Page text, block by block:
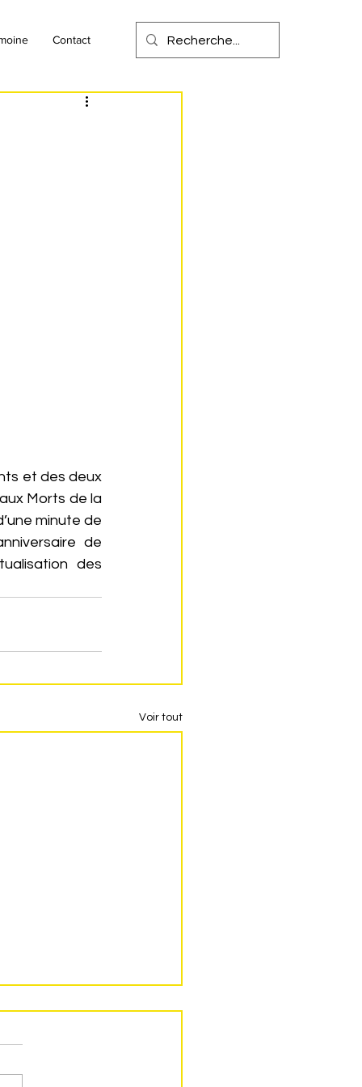
Contact
et des deux
Morts de la
minute de
de
des
Voir tout